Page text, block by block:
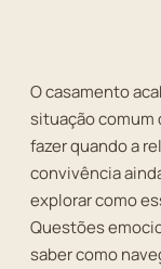
O casamento
situação comum
fazer quando a
convivência
explorar como
Questões
saber como